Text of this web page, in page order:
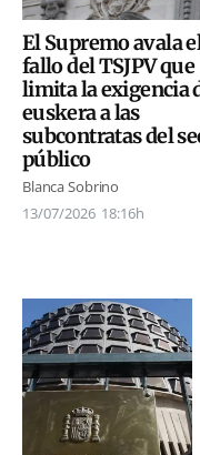
El Supremo avala
fallo del TSJPV que
limita la exigencia
euskera a las
subcontratas del
público
Blanca Sobrino
13/07/2026 18:16h